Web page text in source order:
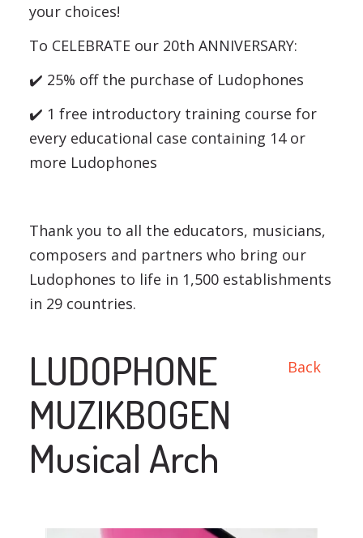
your choices!
To CELEBRATE our 20th ANNIVERSARY:
✔️ 25% off the purchase of Ludophones
✔️ 1 free introductory training course for
every educational case containing 14 or
more Ludophones
Thank you to all the educators, musicians,
composers and partners who bring our
Ludophones to life in 1,500 establishments
in 29 countries.
Back
LUDOPHONE
MUZIKBOGEN
Musical Arch